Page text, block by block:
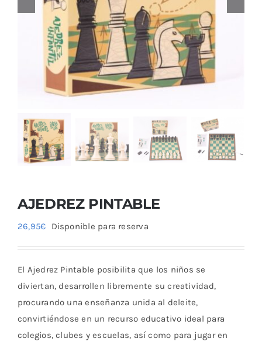
AJEDREZ PINTABLE
26,95€ Disponible para reserva
El Ajedrez Pintable posibilita que los niños se
diviertan, desarrollen libremente su creatividad,
procurando una enseñanza unida al deleite,
convirtiéndose en un recurso educativo ideal para
colegios, clubes y escuelas, así como para jugar en